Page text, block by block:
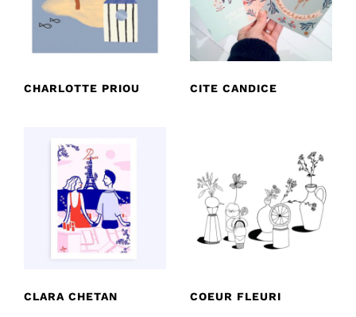
CHARLOTTE PRIOU CITE CANDICE
CLARA CHETAN COEUR FLEURI